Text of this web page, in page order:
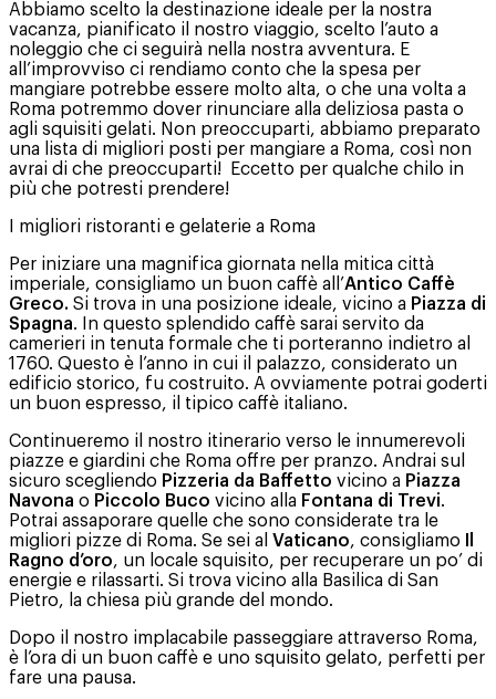
Abbiamo scelto la destinazione ideale per la nostra
vacanza, pianificato il nostro viaggio, scelto l’auto a
noleggio che ci seguirà nella nostra avventura. E
all’improvviso ci rendiamo conto che la spesa per
mangiare potrebbe essere molto alta, o che una volta a
Roma potremmo dover rinunciare alla deliziosa pasta o
agli squisiti gelati. Non preoccuparti, abbiamo preparato
una lista di migliori posti per mangiare a Roma, così non
avrai di che preoccuparti! Eccetto per qualche chilo in
più che potresti prendere!
I migliori ristoranti e gelaterie a Roma
Per iniziare una magnifica giornata nella mitica città
imperiale, consigliamo un buon caffè all’Antico Caffè
Greco. Si trova in una posizione ideale, vicino a Piazza di
Spagna. In questo splendido caffè sarai servito da
camerieri in tenuta formale che ti porteranno indietro al
1760. Questo è l’anno in cui il palazzo, considerato un
edificio storico, fu costruito. A ovviamente potrai goderti
un buon espresso, il tipico caffè italiano.
Continueremo il nostro itinerario verso le innumerevoli
piazze e giardini che Roma offre per pranzo. Andrai sul
sicuro scegliendo Pizzeria da Baffetto vicino a Piazza
Navona o Piccolo Buco vicino alla Fontana di Trevi.
Potrai assaporare quelle che sono considerate tra le
migliori pizze di Roma. Se sei al Vaticano, consigliamo
Ragno d’oro, un locale squisito, per recuperare un po’ di
energie e rilassarti. Si trova vicino alla Basilica di San
Pietro, la chiesa più grande del mondo.
Dopo il nostro implacabile passeggiare attraverso Roma,
è l’ora di un buon caffè e uno squisito gelato, perfetti per
fare una pausa.